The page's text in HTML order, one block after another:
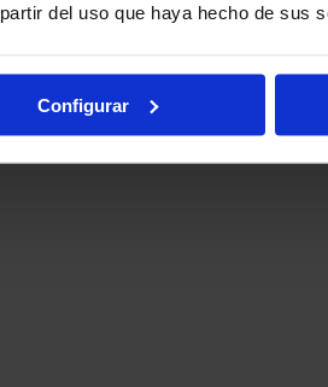
del uso que haya hecho de sus
Configurar